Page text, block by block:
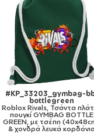
#KP_33203_gymbag-
bottlegreen
Roblox Rivals, Τσάντα
πουγκί GYMBAG BOTTLE
GREEN, με τσέπη
& χονδρά λευκά κορδόνια